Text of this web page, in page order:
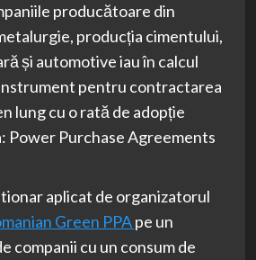
producătoare din
producția cimentului,
și automotive iau în calcul
pentru contractarea
lung cu o rată de adopție
Power Purchase Agreements
aplicat de organizatorul
Green PPApe un
companii cu un consum de